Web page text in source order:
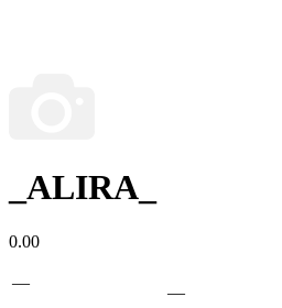
_ALIRA_
0.00
—
—